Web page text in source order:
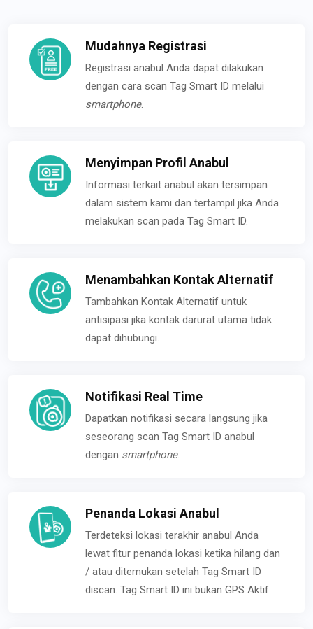
Mudahnya Registrasi
Registrasi anabul Anda dapat dilakukan
dengan cara scan Tag Smart ID melalui
smartphone.
Menyimpan Profil Anabul
Informasi terkait anabul akan tersimpan
dalam sistem kami dan tertampil jika Anda
melakukan scan pada Tag Smart ID.
Menambahkan Kontak Alternatif
Tambahkan Kontak Alternatif untuk
antisipasi jika kontak darurat utama tidak
dapat dihubungi.
Notifikasi Real Time
Dapatkan notifikasi secara langsung jika
seseorang scan Tag Smart ID anabul
dengan smartphone.
Penanda Lokasi Anabul
Terdeteksi lokasi terakhir anabul Anda
lewat fitur penanda lokasi ketika hilang dan
/ atau ditemukan setelah Tag Smart ID
discan. Tag Smart ID ini bukan GPS Aktif.